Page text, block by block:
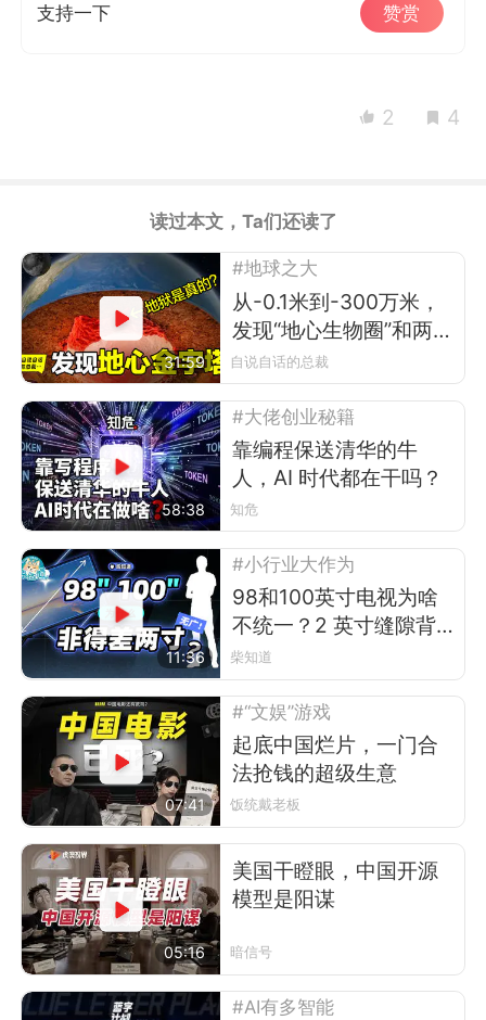
支持一下 赞赏
2 4
读过本文，Ta们还读了
31:59
#地球之大
从-0.1米到-300万米，
发现“地心生物圈”和两
座“地心金字塔”
自说自话的总裁
58:38
#大佬创业秘籍
靠编程保送清华的牛
人，AI 时代都在干吗？
知危
11:36
#小行业大作为
98和100英寸电视为啥
不统一？2 英寸缝隙背
后的行业故事
柴知道
07:41
#“文娱”游戏
起底中国烂片，一门合
法抢钱的超级生意
饭统戴老板
05:16
美国干瞪眼，中国开源
模型是阳谋
暗信号
#AI有多智能